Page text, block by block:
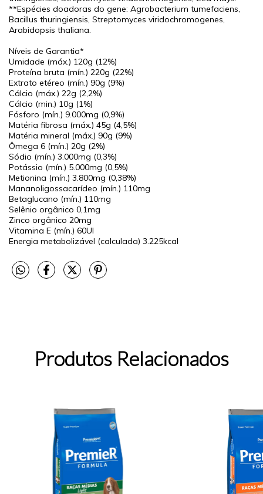
**Espécies doadoras do gene: Agrobacterium tumefaciens,
Bacillus thuringiensis, Streptomyces viridochromogenes,
Arabidopsis thaliana.
Níveis de Garantia*
Umidade (máx.) 120g (12%)
Proteína bruta (mín.) 220g (22%)
Extrato etéreo (mín.) 90g (9%)
Cálcio (máx.) 22g (2,2%)
Cálcio (min.) 10g (1%)
Fósforo (mín.) 9.000mg (0,9%)
Matéria fibrosa (máx.) 45g (4,5%)
Matéria mineral (máx.) 90g (9%)
Ômega 6 (mín.) 20g (2%)
Sódio (mín.) 3.000mg (0,3%)
Potássio (mín.) 5.000mg (0,5%)
Metionina (mín.) 3.800mg (0,38%)
Mananoligossacarídeo (mín.) 110mg
Betaglucano (mín.) 110mg
Selênio orgânico 0,1mg
Zinco orgânico 20mg
Vitamina E (mín.) 60UI
Energia metabolizável (calculada) 3.225kcal
Produtos Relacionados